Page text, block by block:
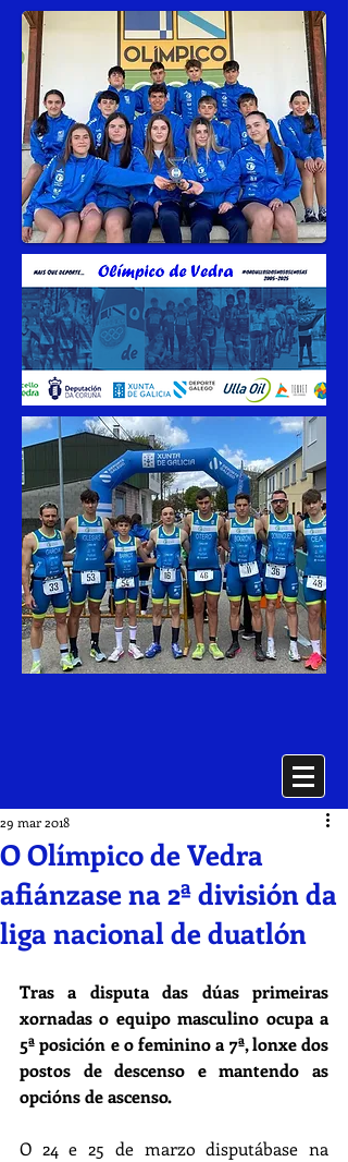
O Olímpico de Vedra
afiánzase na 2ª división da
liga nacional de duatlón
29 mar 2018
Tras a disputa das dúas primeiras
xornadas o equipo masculino ocupa a
5ª posición e o feminino a 7ª, lonxe dos
postos de descenso e mantendo as
opcións de ascenso.
O 24 e 25 de marzo disputábase na